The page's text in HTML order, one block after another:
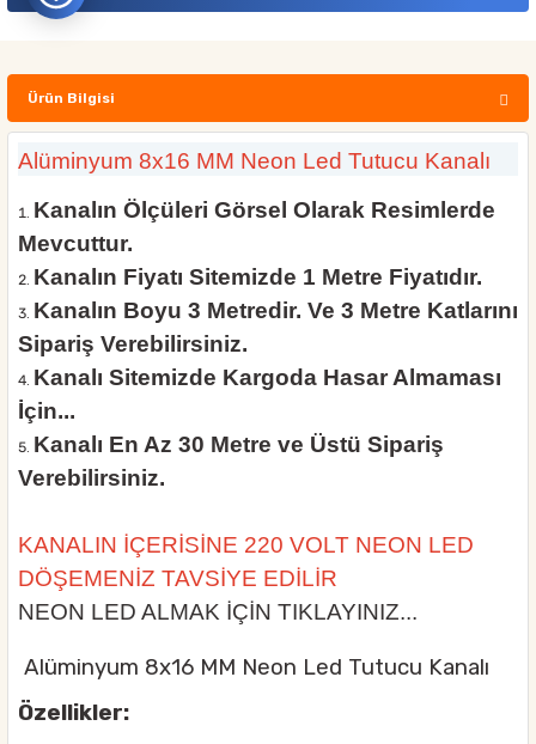
Ürün Bilgisi
Alüminyum 8x16 MM Neon Led Tutucu Kanalı
Kanalın Ölçüleri Görsel Olarak Resimlerde
Mevcuttur.
Kanalın Fiyatı Sitemizde 1 Metre Fiyatıdır.
Kanalın Boyu 3 Metredir. Ve 3 Metre Katlarını
Sipariş Verebilirsiniz.
Kanalı Sitemizde Kargoda Hasar Almaması
İçin...
Kanalı En Az 30 Metre ve Üstü Sipariş
Verebilirsiniz.
KANALIN İÇERİSİNE 220 VOLT NEON LED
DÖŞEMENİZ TAVSİYE EDİLİR
NEON LED ALMAK İÇİN TIKLAYINIZ...
Alüminyum 8x16 MM Neon Led Tutucu Kanalı
Özellikler: